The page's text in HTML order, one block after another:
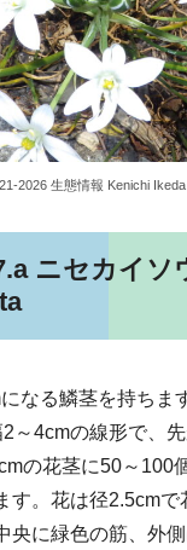
2026 生態情報 Kenichi Ikeda
ニセカイソ
なる鱗茎を持ちま
～4cmの線形で、
の花茎に50～100
す。花は径2.5cmで
央に緑色の筋、外